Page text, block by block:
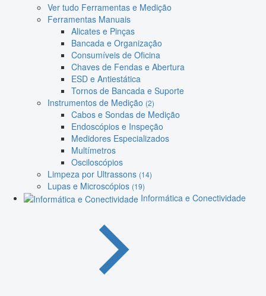
Ver tudo Ferramentas e Medição
Ferramentas Manuais
Alicates e Pinças
Bancada e Organização
Consumíveis de Oficina
Chaves de Fendas e Abertura
ESD e Antiestática
Tornos de Bancada e Suporte
Instrumentos de Medição (2)
Cabos e Sondas de Medição
Endoscópios e Inspeção
Medidores Especializados
Multímetros
Osciloscópios
Limpeza por Ultrassons (14)
Lupas e Microscópios (19)
Informática e Conectividade